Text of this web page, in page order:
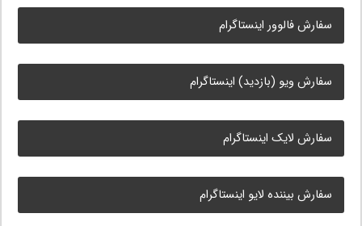
سفارش فالوور اینستاگرام
سفارش ویو (بازدید) اینستاگرام
سفارش لایک اینستاگرام
سفارش بیننده لایو اینستاگرام